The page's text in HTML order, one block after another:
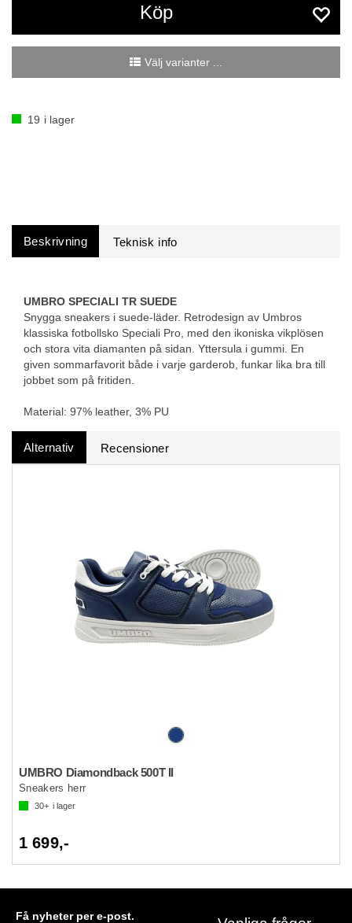
Köp
Välj varianter ...
19 i lager
Beskrivning
UMBRO SPECIALI TR SUEDE
Snygga sneakers i suede-läder. Retrodesign av Umbros
klassiska fotbollsko Speciali Pro, med den ikoniska vikplösen
och stora vita diamanten på sidan. Yttersula i gummi. En
given sommarfavorit både i varje garderob, funkar lika bra till
jobbet som på fritiden.
Material: 97% leather, 3% PU
Alternativ Recensioner
UMBRO Diamondback 500T II
Sneakers herr
30+ i lager
1 699,-
Få nyheter per e-post.